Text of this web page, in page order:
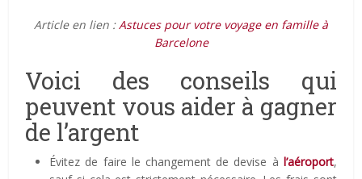
Article en lien :Astuces pour votre voyage en famille à
Barcelone
Voici des conseils qui
peuvent vous aider à gagner
de l’argent
Évitez de faire le changement de devise à l’aéroport,